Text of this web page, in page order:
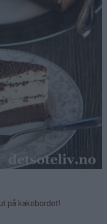
på kakebordet!